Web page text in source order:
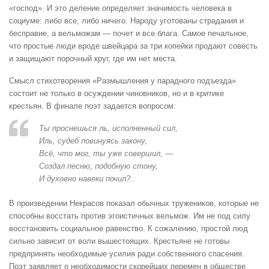
«господ». И это деление определяет значимость человека в
социуме: либо все, либо ничего. Народу уготованы страдания и
бесправие, а вельможам — почет и все блага. Самое печальное,
что простые люди вроде швейцара за три копейки продают совесть
и защищают порочный круг, где им нет места.
Смысл стихотворения «Размышления у парадного подъезда»
состоит не только в осуждении чиновников, но и в критике
крестьян. В финале поэт задается вопросом:
Ты проснешься ль, исполненный сил,
Иль, судеб повинуясь закону,
Всё, что мог, ты уже совершил, —
Создал песню, подобную стону,
И духовно навеки почил?..
В произведении Некрасов показал обычных тружеников, которые не
способны восстать против эгоистичных вельмож. Им не под силу
восстановить социальное равенство. К сожалению, простой люд
сильно зависит от воли вышестоящих. Крестьяне не готовы
предпринять необходимые усилия ради собственного спасения.
Поэт заявляет о необходимости скорейших перемен в обществе